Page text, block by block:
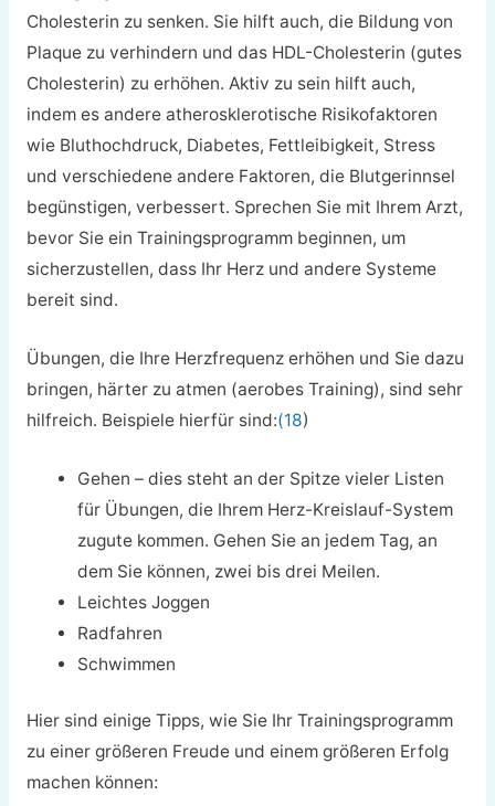
Cholesterin zu senken. Sie hilft auch, die Bildung von
Plaque zu verhindern und das HDL-Cholesterin (gutes
Cholesterin) zu erhöhen. Aktiv zu sein hilft auch,
indem es andere atherosklerotische Risikofaktoren
wie Bluthochdruck, Diabetes, Fettleibigkeit, Stress
und verschiedene andere Faktoren, die Blutgerinnsel
begünstigen, verbessert. Sprechen Sie mit Ihrem Arzt,
bevor Sie ein Trainingsprogramm beginnen, um
sicherzustellen, dass Ihr Herz und andere Systeme
bereit sind.
Übungen, die Ihre Herzfrequenz erhöhen und Sie dazu
bringen, härter zu atmen (aerobes Training), sind sehr
hilfreich. Beispiele hierfür sind:(18)
Gehen – dies steht an der Spitze vieler Listen
für Übungen, die Ihrem Herz-Kreislauf-System
zugute kommen. Gehen Sie an jedem Tag, an
dem Sie können, zwei bis drei Meilen.
Leichtes Joggen
Radfahren
Schwimmen
Hier sind einige Tipps, wie Sie Ihr Trainingsprogramm
zu einer größeren Freude und einem größeren Erfolg
machen können: